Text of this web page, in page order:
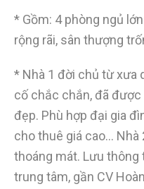
* Gồm: 4 phòng ngủ
rộng rãi, sân thượng
* Nhà 1 đời chủ từ xưa
cố chắc chắn, đã
đẹp. Phù hợp đại gia
cho thuê giá cao…
thoáng mát. Lưu thông
trung tâm, gần CV